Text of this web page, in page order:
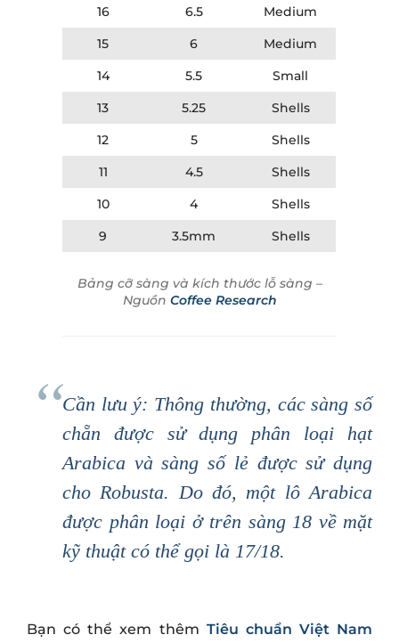
16 6.5
Medium
15
6
Medium
14
5.5
Small
13
5.25
Shells
12
5
Shells
11
4.5
Shells
10
4
Shells
9
3.5mm Shells
Bảng cỡ sàng và kích thước lỗ sàng –
Nguồn Coffee Research
Cần lưu ý: Thông thường, các sàng số
chẵn được sử dụng phân loại hạt
Arabica và sàng số lẻ được sử dụng
cho Robusta. Do đó, một lô Arabica
được phân loại ở trên sàng 18 về mặt
kỹ thuật có thể gọi là 17/18.
Bạn có thể xem thêm Tiêu chuẩn Việt Nam